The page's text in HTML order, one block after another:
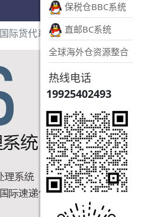
国际货代系统tms
保税仓BBC系统
直邮BC系统
全球海外仓资源整合
热线电话
19925402493